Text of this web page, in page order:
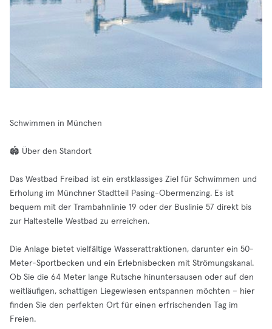
Schwimmen in München
🏟️ Über den Standort
Das Westbad Freibad ist ein erstklassiges Ziel für Schwimmen und
Erholung im Münchner Stadtteil Pasing-Obermenzing. Es ist
bequem mit der Trambahnlinie 19 oder der Buslinie 57 direkt bis
zur Haltestelle Westbad zu erreichen.
Die Anlage bietet vielfältige Wasserattraktionen, darunter ein 50-
Meter-Sportbecken und ein Erlebnisbecken mit Strömungskanal.
Ob Sie die 64 Meter lange Rutsche hinuntersausen oder auf den
weitläufigen, schattigen Liegewiesen entspannen möchten – hier
finden Sie den perfekten Ort für einen erfrischenden Tag im
Freien.